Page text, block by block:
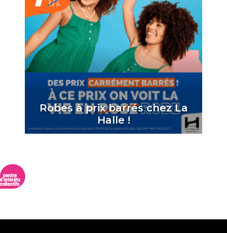
Robes à prix barrés chez La
Halle !